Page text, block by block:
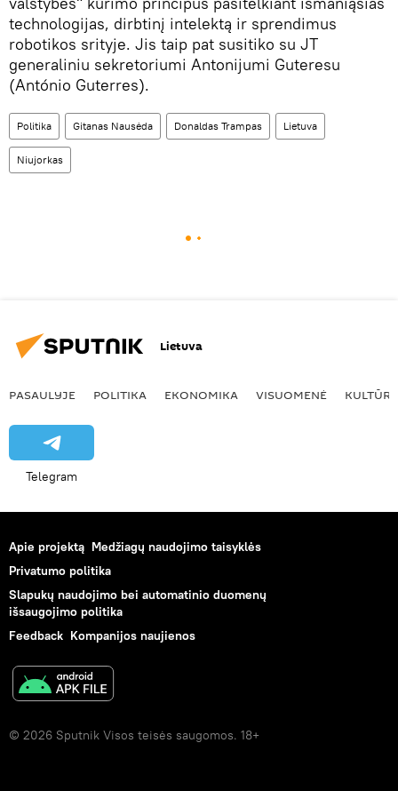
technologijas, dirbtinį intelektą ir sprendimus
robotikos srityje. Jis taip pat susitiko su JT
generaliniu sekretoriumi Antonijumi Guteresu
(António Guterres).
Politika Gitanas Nausėda Donaldas Trampas Lietuva
Niujorkas
Lietuva
PASAULYJE POLITIKA EKONOMIKA VISUOMENĖ KULTŪRA
Telegram
Apie projektą Medžiagų naudojimo taisyklės
Privatumo politika
Slapukų naudojimo bei automatinio duomenų
išsaugojimo politika
Feedback Kompanijos naujienos
© 2026 Sputnik Visos teisės saugomos. 18+